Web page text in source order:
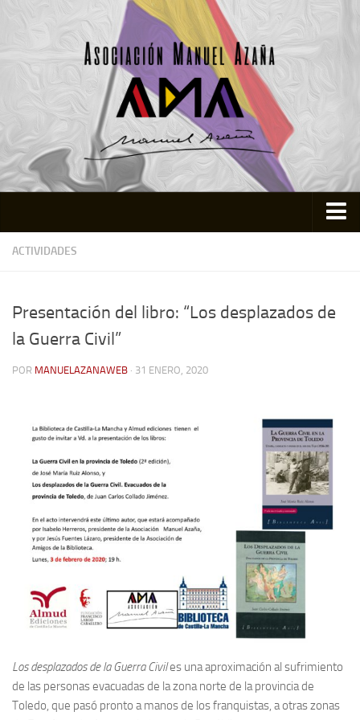
Inicio
Quienes somos
Actividades
Investigación previa de la represión en Talavera de la Reina (1937-
1947).
Informe Represión en Toledo 1936-1947 | Buscador
Informe de la fosa de abril de 1939 de Tembleque
Enciclopedia Republicana
Militantes históricos IR
Personajes republicanos
Izquierda Republicana. Agrupaciones y Militantes (1934-1939)
Izquierda Republicana. Galicia
Textos esenciales del republicanismo
ACTIVIDADES
Presentación del libro: “Los desplazados de
la Guerra Civil”
POR MANUELAZANAWEB · 31 ENERO, 2020
Los desplazados de la Guerra Civiles una aproximación al sufrimiento
de las personas evacuadas de la zona norte de la provincia de
Toledo, que pasó pronto a manos de los franquistas, a otras zonas